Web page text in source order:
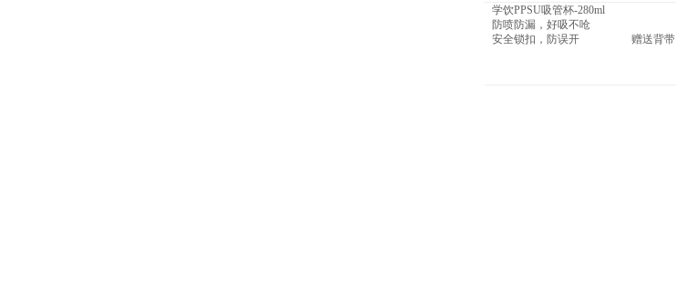
学饮PPSU吸管杯-280ml
防喷防漏，好吸不呛
安全锁扣，防误开 赠送背带